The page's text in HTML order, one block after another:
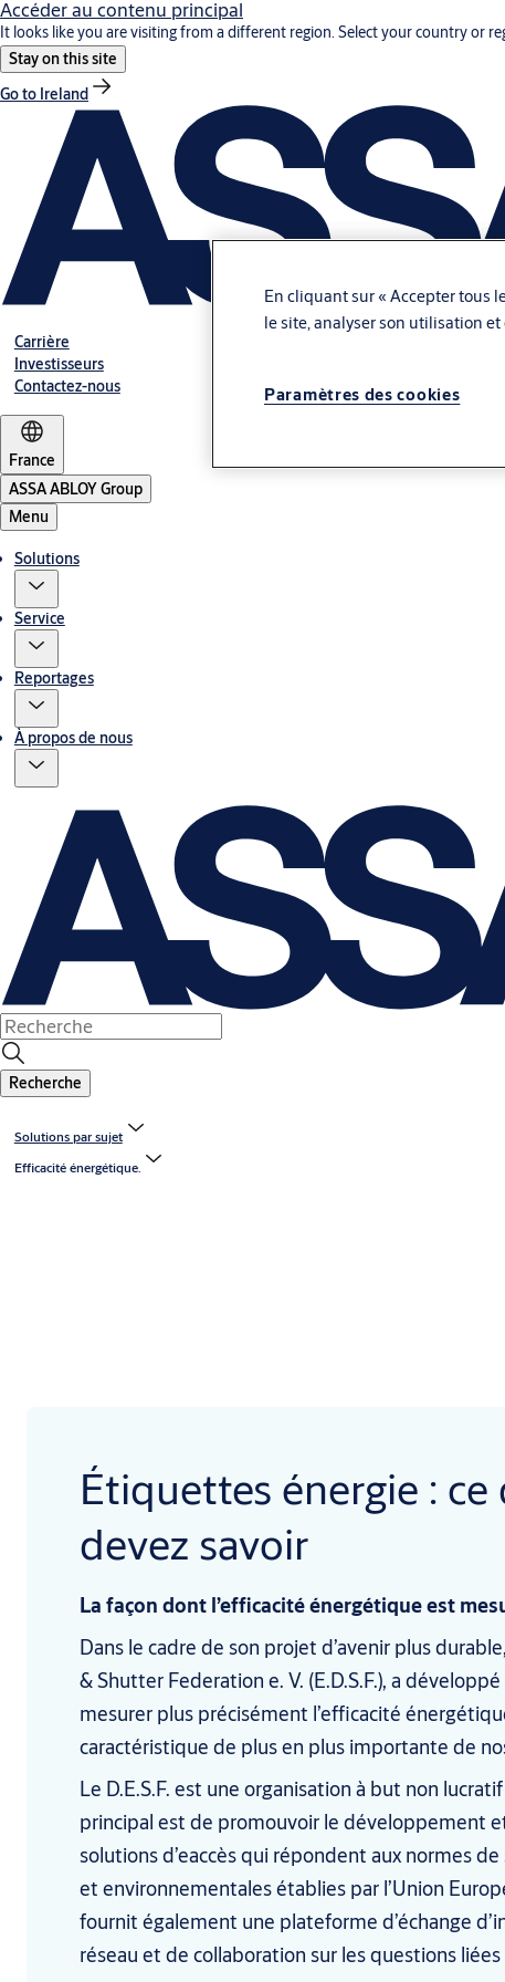
Accéder au contenu principal
It looks like you are visiting from a different region. Select your country or
Stay on this site
Go to Ireland
Carrière
Investisseurs
Contactez-nous
France
ASSA ABLOY Group
Menu
Solutions
Service
Reportages
À propos de nous
Recherche
Solutions par sujet
Efficacité énergétique.
Étiquettes énergie : ce
devez savoir
La façon dont l’efficacité énergétique est
Dans le cadre de son projet d’avenir plus
& Shutter Federation e. V. (E.D.S.F.), a
mesurer plus précisément l’efficacité
caractéristique de plus en plus importante de
Le D.E.S.F. est une organisation à but non
principal est de promouvoir le développement
solutions d’eaccès qui répondent aux normes
et environnementales établies par l’Union
fournit également une plateforme d’échange
réseau et de collaboration sur les questions liées
En cliquant sur « Accepter tous
le site, analyser son utilisation
Paramètres des cookies